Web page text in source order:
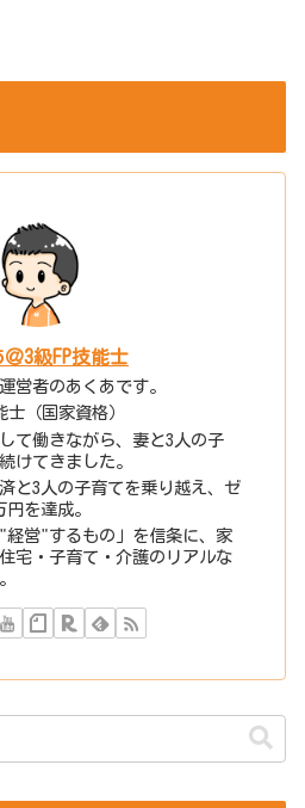
3級FP技能士
営者のあくあです。
士（国家資格）
て働きながら、妻と3人の子
けてきました。
と3人の子育てを乗り越え、ゼ
を達成。
経営"するもの」を信条に、家
宅・子育て・介護のリアルな